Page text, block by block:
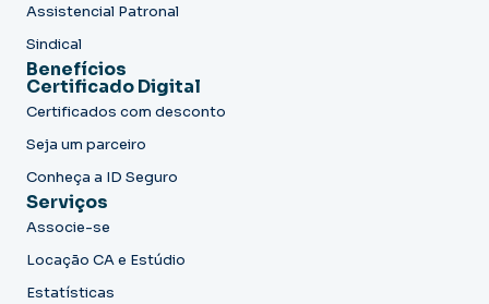
Assistencial Patronal
Sindical
Benefícios
Certificado Digital
Certificados com desconto
Seja um parceiro
Conheça a ID Seguro
Serviços
Associe-se
Locação CA e Estúdio
Estatísticas